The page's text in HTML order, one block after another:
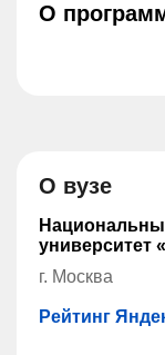
О
О вузе
университет
г. Москва
Рейтинг